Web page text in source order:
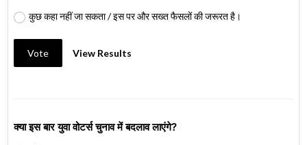
कुछ कहा नहीं जा सकता / इस पर और सख्त फैसलों की जरूरत है।
Vote View Results
क्या इस बार युवा वोटर्स चुनाव में बदलाव लाएंगे?